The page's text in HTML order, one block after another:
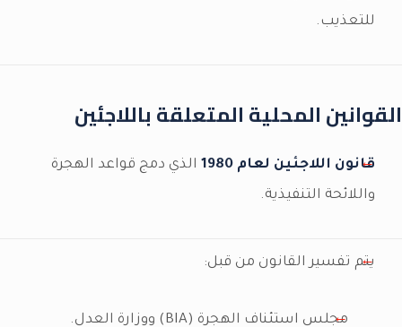
للتعذيب.
القوانين المحلية المتعلقة باللاجئين
قانون اللاجئين لعام 1980
الذي دمج قواعد الهجرة
واللائحة التنفيذية.
يتم تفسير القانون من قبل:
مجلس استئناف الهجرة (BIA) ووزارة العدل.